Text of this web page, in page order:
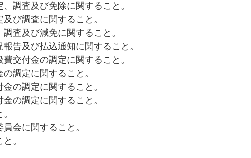
調査及び免除に関すること。
び調査に関すること。
査及び減免に関すること。
告及び払込通知に関すること。
交付金の調定に関すること。
調定に関すること。
の調定に関すること。
の調定に関すること。
会に関すること。
。